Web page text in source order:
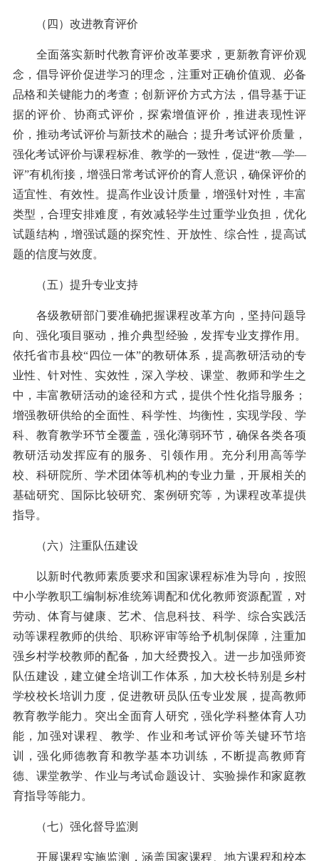
（四）改进教育评价
全面落实新时代教育评价改革要求，更新教育评价观
念，倡导评价促进学习的理念，注重对正确价值观、必备
品格和关键能力的考查；创新评价方式方法，倡导基于证
据的评价、协商式评价，探索增值评价，推进表现性评
价，推动考试评价与新技术的融合；提升考试评价质量，
强化考试评价与课程标准、教学的一致性，促进“教—学—
评”有机衔接，增强日常考试评价的育人意识，确保评价的
适宜性、有效性。提高作业设计质量，增强针对性，丰富
类型，合理安排难度，有效减轻学生过重学业负担，优化
试题结构，增强试题的探究性、开放性、综合性，提高试
题的信度与效度。
（五）提升专业支持
各级教研部门要准确把握课程改革方向，坚持问题导
向、强化项目驱动，推介典型经验，发挥专业支撑作用。
依托省市县校“四位一体”的教研体系，提高教研活动的专
业性、针对性、实效性，深入学校、课堂、教师和学生之
中，丰富教研活动的途径和方式，提供个性化指导服务；
增强教研供给的全面性、科学性、均衡性，实现学段、学
科、教育教学环节全覆盖，强化薄弱环节，确保各类各项
教研活动发挥应有的服务、引领作用。充分利用高等学
校、科研院所、学术团体等机构的专业力量，开展相关的
基础研究、国际比较研究、案例研究等，为课程改革提供
指导。
（六）注重队伍建设
以新时代教师素质要求和国家课程标准为导向，按照
中小学教职工编制标准统筹调配和优化教师资源配置，对
劳动、体育与健康、艺术、信息科技、科学、综合实践活
动等课程教师的供给、职称评审等给予机制保障，注重加
强乡村学校教师的配备，加大经费投入。进一步加强师资
队伍建设，建立健全培训工作体系，加大校长特别是乡村
学校校长培训力度，促进教研员队伍专业发展，提高教师
教育教学能力。突出全面育人研究，强化学科整体育人功
能，加强对课程、教学、作业和考试评价等关键环节培
训，强化师德教育和教学基本功训练，不断提高教师育
德、课堂教学、作业与考试命题设计、实验操作和家庭教
育指导等能力。
（七）强化督导监测
开展课程实施监测，涵盖国家课程、地方课程和校本